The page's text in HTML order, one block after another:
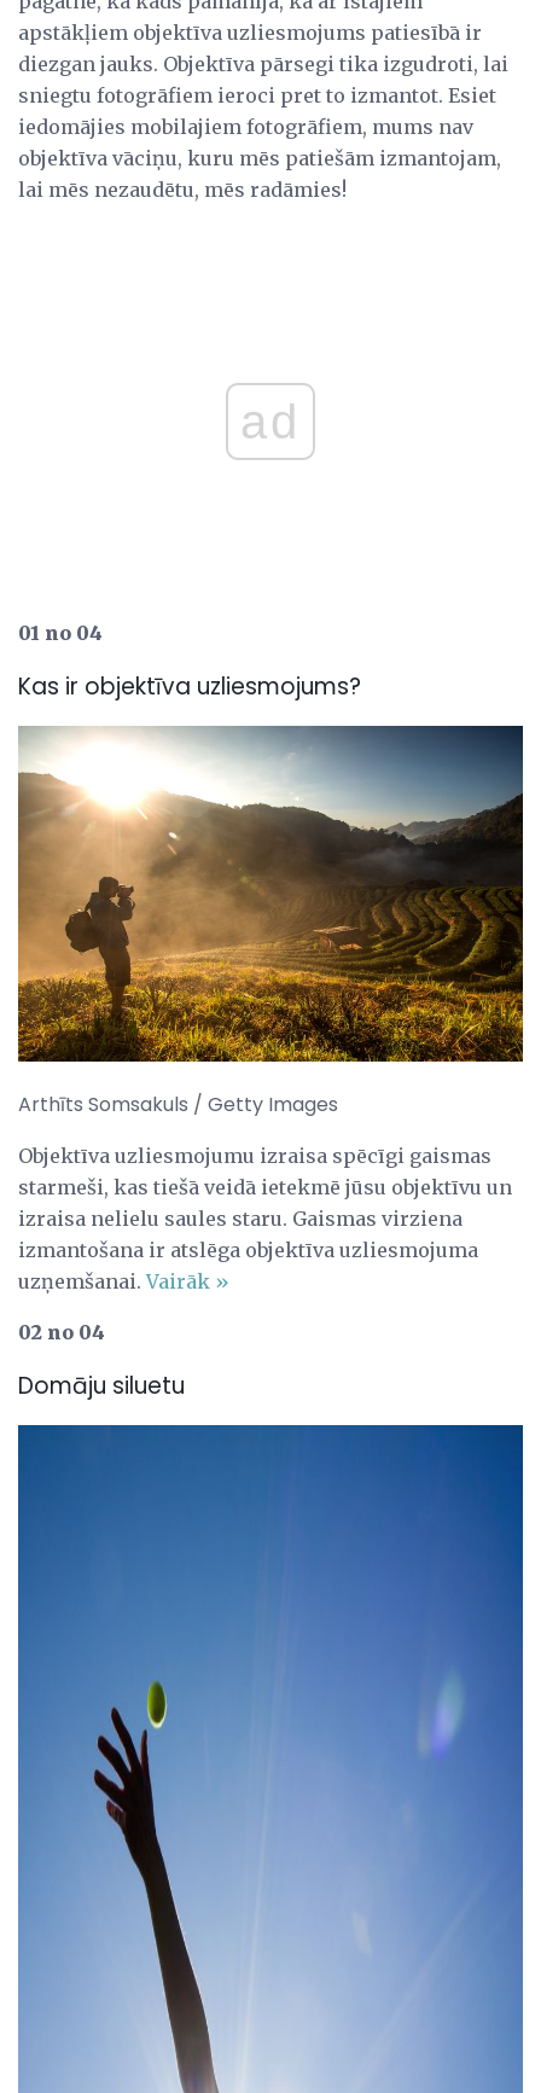
apstākļiem objektīva uzliesmojums patiesībā ir
diezgan jauks. Objektīva pārsegi tika izgudroti, lai
sniegtu fotogrāfiem ieroci pret to izmantot. Esiet
iedomājies mobilajiem fotogrāfiem, mums nav
objektīva vāciņu, kuru mēs patiešām izmantojam,
lai mēs nezaudētu, mēs radāmies!
ad
01 no 04
Kas ir objektīva uzliesmojums?
Arthīts Somsakuls / Getty Images
Objektīva uzliesmojumu izraisa spēcīgi gaismas
starmeši, kas tiešā veidā ietekmē jūsu objektīvu un
izraisa nelielu saules staru. Gaismas virziena
izmantošana ir atslēga objektīva uzliesmojuma
uzņemšanai.Vairāk »
02 no 04
Domāju siluetu